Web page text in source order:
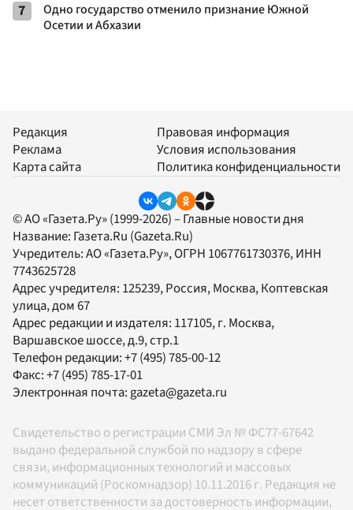
7
Одно государство отменило признание Южной
Осетии и Абхазии
Редакция
Реклама
Карта сайта
Правовая информация
Условия использования
Политика конфиденциальности
© АО «Газета.Ру» (1999-2026) – Главные новости дня
Название: Газета.Ru (Gazeta.Ru)
Учредитель:АО «Газета.Ру», ОГРН 1067761730376, ИНН
7743625728
Адрес учредителя: 125239, Россия, Москва, Коптевская
улица, дом 67
Адрес редакции и издателя: 117105, г. Москва,
Варшавское шоссе, д.9, стр.1
Телефон редакции:+7 (495) 785-00-12
Факс:+7 (495) 785-17-01
Электронная почта: gazeta@gazeta.ru
Свидетельство о регистрации СМИ Эл № ФС77-67642
выдано федеральной службой по надзору в сфере
связи, информационных технологий и массовых
коммуникаций (Роскомнадзор) 10.11.2016 г. Редакция не
несет ответственности за достоверность информации,